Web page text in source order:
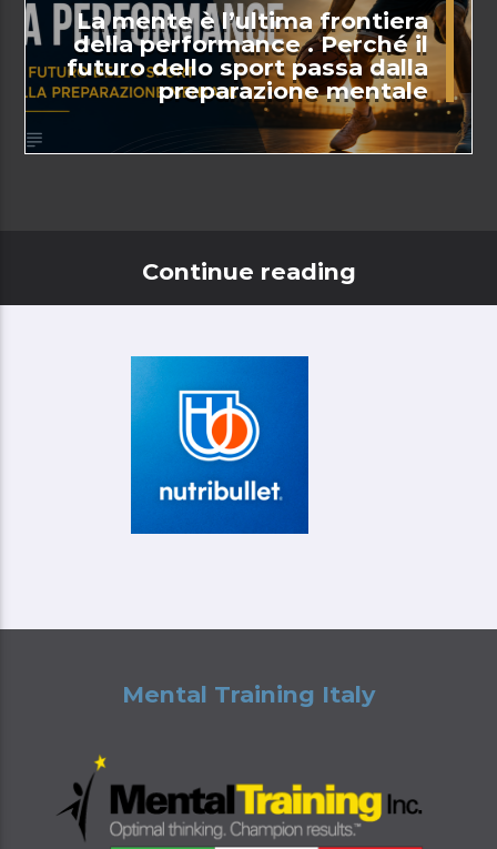
La mente è l’ultima frontiera
della performance . Perché il
futuro dello sport passa dalla
preparazione mentale
Continue reading
Mental Training Italy